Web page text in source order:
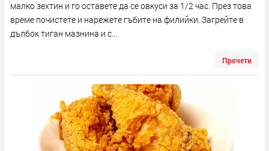
малко зехтин и го оставете да се овкуси за 1/2 час. През това
време почистете и нарежете гъбите на филийки. Загрейте в
дълбок тиган мазнина и с...
Прочети